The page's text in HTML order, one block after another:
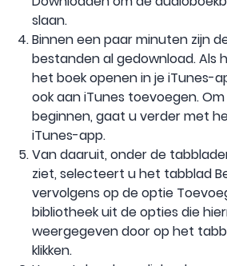
slaan.
Binnen een paar minuten zijn
bestanden al gedownload. Als
het boek openen in je iTunes-
ook aan iTunes toevoegen.
beginnen, gaat u verder met
iTunes-app.
Van daaruit, onder de
ziet, selecteert u het tabblad
vervolgens op de optie
bibliotheek uit de opties die
weergegeven door op het
klikken.